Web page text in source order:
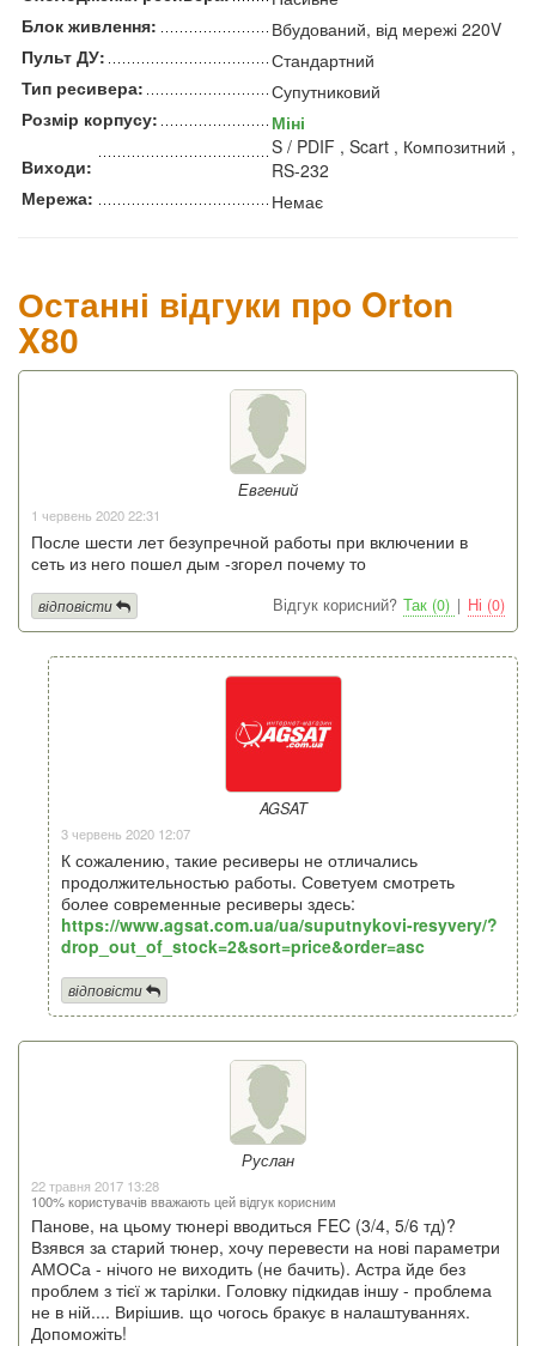
Блок живлення:
Вбудований, від мережі 220V
Пульт ДУ:
Стандартний
Тип ресивера:
Супутниковий
Розмір корпусу:
Міні
Виходи:
S / PDIF , Scart , Композитний ,
RS-232
Мережа:
Немає
Останні відгуки про Orton
X80
Евгений
1 червень 2020 22:31
После шести лет безупречной работы при включении в
сеть из него пошел дым -згорел почему то
Відгук корисний? Так (0) | Ні (0)
відповісти
AGSAT
3 червень 2020 12:07
К сожалению, такие ресиверы не отличались
продолжительностью работы. Советуем смотреть
более современные ресиверы здесь:
https://www.agsat.com.ua/ua/suputnykovi-resyvery/?
drop_out_of_stock=2&sort=price&order=asc
відповісти
Руслан
22 травня 2017 13:28
100% користувачів вважають цей відгук корисним
Панове, на цьому тюнері вводиться FEC (3/4, 5/6 тд)?
Взявся за старий тюнер, хочу перевести на нові параметри
АМОСа - нічого не виходить (не бачить). Астра йде без
проблем з тієї ж тарілки. Головку підкидав іншу - проблема
не в ній.... Вирішив. що чогось бракує в налаштуваннях.
Допоможіть!